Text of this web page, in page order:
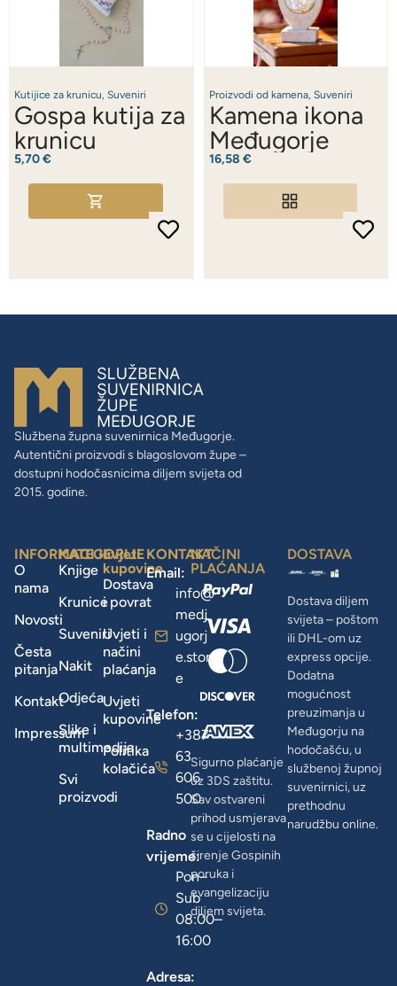
Kutijice za krunicu, Suveniri
Gospa kutija za
krunicu
5,70€
Proizvodi od kamena, Suveniri
Kamena ikona
Međugorje
16,58 €
Službena župna suvenirnica Međugorje.
Autentični proizvodi s blagoslovom župe –
dostupni hodočasnicima diljem svijeta od
2015. godine.
INFORMACIJE
O
nama
Novosti
Česta
pitanja
Kontakt
Impressum
KATEGORIJE
Knjige
Krunice
Suveniri
Nakit
Odjeća
Slike i
multimedija
Svi
proizvodi
uvjeti
kupovine
Dostava
i povrat
Uvjeti i
načini
plaćanja
Uvjeti
kupovine
Politika
kolačića
KONTAKT
Email:
info@
medj
ugorj
e.stor
e
Telefon:
+387
63
606
500
Radno
vrijeme:
Pon–
Sub
08:00–
16:00
Adresa:
NAČINI
PLAĆANJA
Sigurno plaćanje
uz 3DS zaštitu.
Sav ostvareni
prihod usmjerava
se u cijelosti na
širenje Gospinih
poruka i
evangelizaciju
diljem svijeta.
DOSTAVA
Dostava diljem
svijeta – poštom
ili DHL-om uz
express opcije.
Dodatna
mogućnost
preuzimanja u
Međugorju na
hodočašću, u
službenoj župnoj
suvenirnici, uz
prethodnu
narudžbu online.